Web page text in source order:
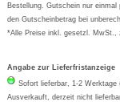
Bestellung. Gutschein nur
den Gutscheinbetrag bei
*Alle Preise inkl. gesetzl.
Angabe zur Lieferfristanzeige
Sofort lieferbar, 1-2
Ausverkauft, derzeit nicht